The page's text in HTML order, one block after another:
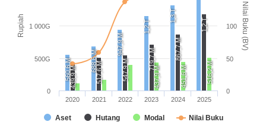
Rupiah Nilai Buku (BV)
560,6 M 688,6 M
947,9 M
1,2 T
1,3 T
439,9 M 517,6 M 547,9 M 719,7 M 867,7 M
1,2 T
437,9 M 451,6 M 516,2 M
Aset Hutang Modal Nilai Buku
2020 2021 2022 2023 2024 2025
0
500G
1 000G
0
50
100